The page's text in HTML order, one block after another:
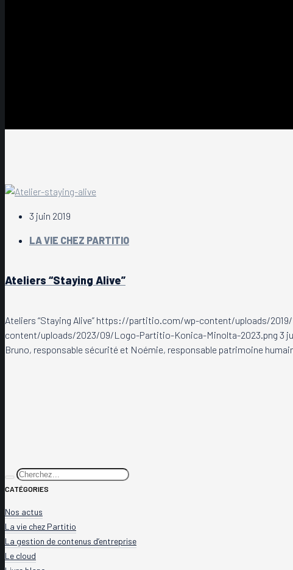
3 juin 2019
LA VIE CHEZ PARTITIO
Ateliers “Staying Alive”
Ateliers “Staying Alive” https://partitio.com/wp-content/uploads/2019/
content/uploads/2023/09/Logo-Partitio-Konica-Minolta-2023.png 3
Bruno, responsable sécurité et Noémie, responsable patrimoine
CATÉGORIES
Nos actus
La vie chez Partitio
La gestion de contenus d’entreprise
Le cloud